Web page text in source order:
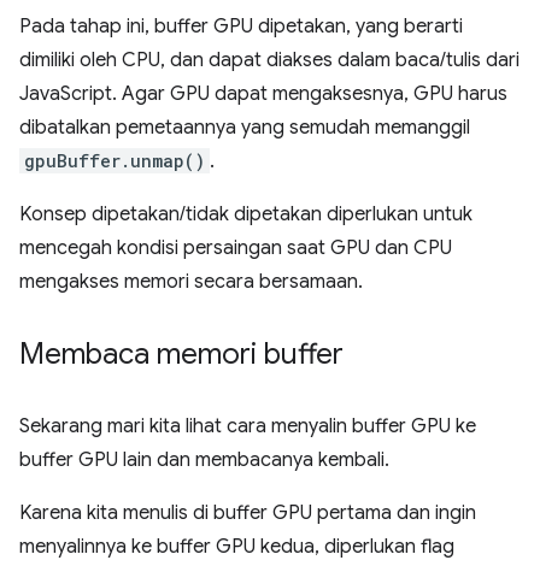
Pada tahap ini, buffer GPU dipetakan, yang berarti
dimiliki oleh CPU, dan dapat diakses dalam baca/tulis dari
JavaScript. Agar GPU dapat mengaksesnya, GPU harus
dibatalkan pemetaannya yang semudah memanggil
gpuBuffer.unmap() .
Konsep dipetakan/tidak dipetakan diperlukan untuk
mencegah kondisi persaingan saat GPU dan CPU
mengakses memori secara bersamaan.
Membaca memori buffer
Sekarang mari kita lihat cara menyalin buffer GPU ke
buffer GPU lain dan membacanya kembali.
Karena kita menulis di buffer GPU pertama dan ingin
menyalinnya ke buffer GPU kedua, diperlukan flag